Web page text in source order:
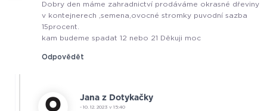
Dobry den máme zahradnictví prodáváme okrasné dřeviny
v kontejnerech ,semena,ovocné stromky puvodní sazba
15procent.
kam budeme spadat 12 nebo 21 Děkuji moc
Odpovědět
Jana z Dotykačky
- 10. 12. 2023 v 15:40